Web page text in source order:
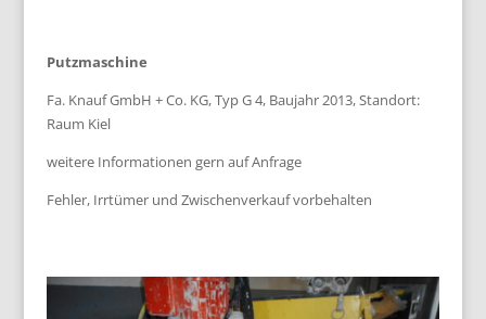
Putzmaschine
Fa. Knauf GmbH + Co. KG, Typ G 4, Baujahr 2013, Standort:
Raum Kiel
weitere Informationen gern auf Anfrage
Fehler, Irrtümer und Zwischenverkauf vorbehalten